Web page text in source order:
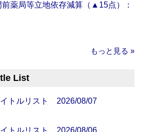
前薬局等立地依存減算（▲15点）：
もっと見る »
List
トルリスト 2026/08/07